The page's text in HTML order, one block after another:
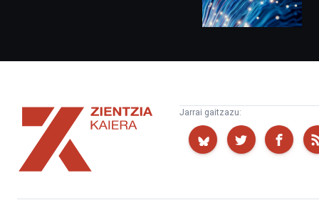
Zientzia
Kaiera
Jarrai gaitzazu: